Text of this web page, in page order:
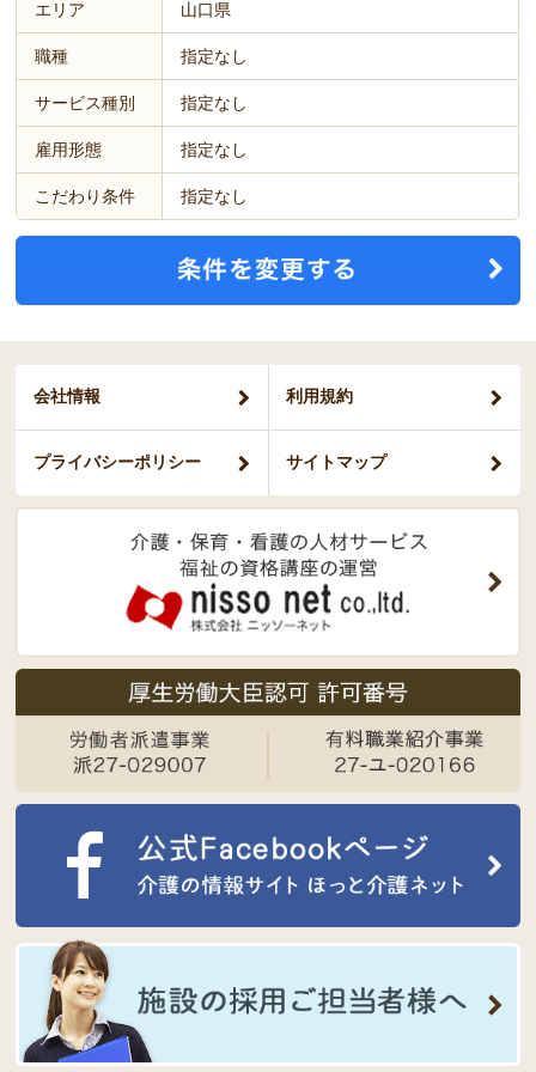
エリア 山口県
職種 指定なし
サービス種別 指定なし
雇用形態 指定なし
こだわり条件 指定なし
会社情報 利用規約
プライバシーポリシー サイトマップ